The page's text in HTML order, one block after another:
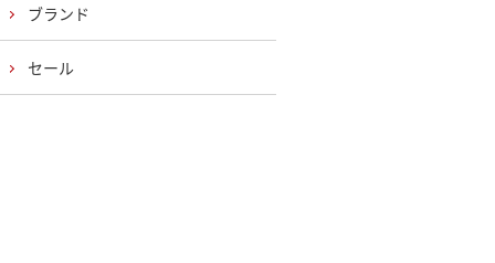
ブランド
セール